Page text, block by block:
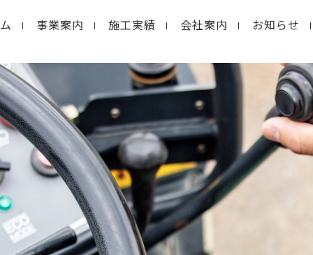
事業案内 施工実績 会社案内 お知らせ
inouedoro.co.jp/public_html/wp-